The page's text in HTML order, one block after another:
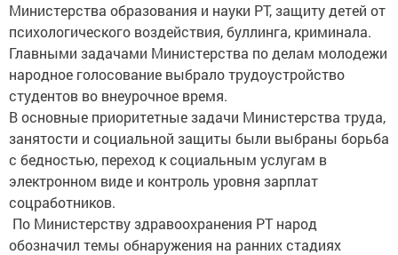
Министерства образования и науки РТ, защиту детей от
психологического воздействия, буллинга, криминала.
Главными задачами Министерства по делам молодежи
народное голосование выбрало трудоустройство
студентов во внеурочное время.
В основные приоритетные задачи Министерства труда,
занятости и социальной защиты были выбраны борьба
с бедностью, переход к социальным услугам в
электронном виде и контроль уровня зарплат
соцработников.
По Министерству здравоохранения РТ народ
обозначил темы обнаружения на ранних стадиях